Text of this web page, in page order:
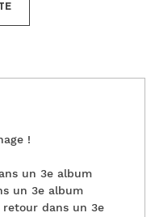
!
un 3e album
un 3e album
retour dans un 3e